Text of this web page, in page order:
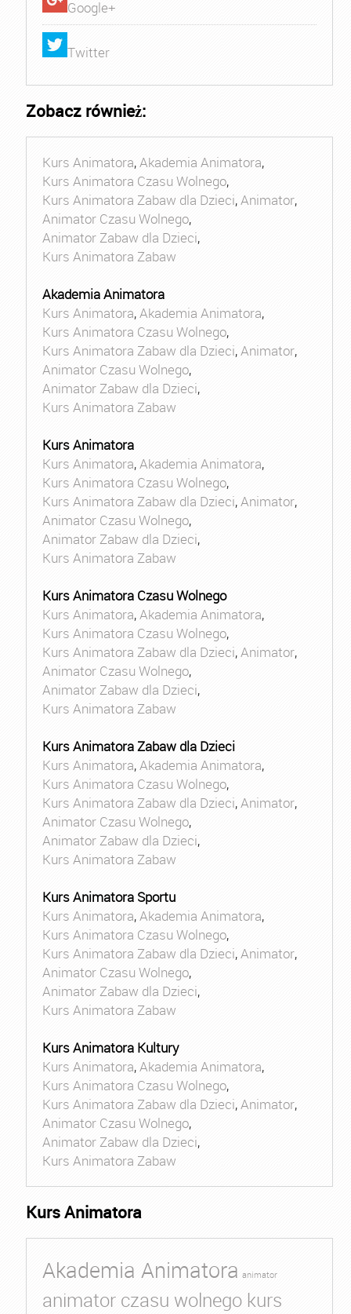
Google+
Twitter
Zobacz również:
Kurs Animatora,Akademia Animatora,
Kurs Animatora Czasu Wolnego,
Kurs Animatora Zabaw dla Dzieci,Animator,
Animator Czasu Wolnego,
Animator Zabaw dla Dzieci,
Kurs Animatora Zabaw
Akademia Animatora
Kurs Animatora,Akademia Animatora,
Kurs Animatora Czasu Wolnego,
Kurs Animatora Zabaw dla Dzieci,Animator,
Animator Czasu Wolnego,
Animator Zabaw dla Dzieci,
Kurs Animatora Zabaw
Kurs Animatora
Kurs Animatora,Akademia Animatora,
Kurs Animatora Czasu Wolnego,
Kurs Animatora Zabaw dla Dzieci,Animator,
Animator Czasu Wolnego,
Animator Zabaw dla Dzieci,
Kurs Animatora Zabaw
Kurs Animatora Czasu Wolnego
Kurs Animatora,Akademia Animatora,
Kurs Animatora Czasu Wolnego,
Kurs Animatora Zabaw dla Dzieci,Animator,
Animator Czasu Wolnego,
Animator Zabaw dla Dzieci,
Kurs Animatora Zabaw
Kurs Animatora Zabaw dla Dzieci
Kurs Animatora,Akademia Animatora,
Kurs Animatora Czasu Wolnego,
Kurs Animatora Zabaw dla Dzieci,Animator,
Animator Czasu Wolnego,
Animator Zabaw dla Dzieci,
Kurs Animatora Zabaw
Kurs Animatora Sportu
Kurs Animatora,Akademia Animatora,
Kurs Animatora Czasu Wolnego,
Kurs Animatora Zabaw dla Dzieci,Animator,
Animator Czasu Wolnego,
Animator Zabaw dla Dzieci,
Kurs Animatora Zabaw
Kurs Animatora Kultury
Kurs Animatora,Akademia Animatora,
Kurs Animatora Czasu Wolnego,
Kurs Animatora Zabaw dla Dzieci,Animator,
Animator Czasu Wolnego,
Animator Zabaw dla Dzieci,
Kurs Animatora Zabaw
Kurs Animatora
Akademia Animatora animator
animator czasu wolnego kurs